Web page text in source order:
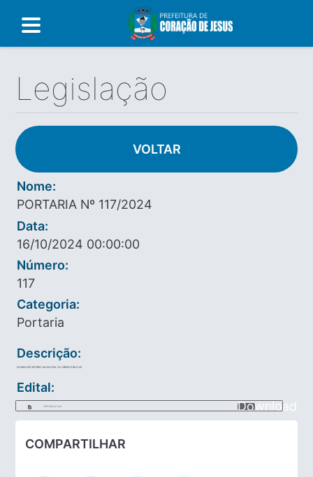
Legislação
VOLTAR
Nome:
PORTARIA Nº 117/2024
Data:
16/10/2024 00:00:00
Número:
117
Categoria:
Portaria
Descrição:
NOMEIA SECRETÁRIO MUNICIPAL DE OBRAS PÚBLICAS
Edital:
PORTARIA_117.pdf Download
COMPARTILHAR